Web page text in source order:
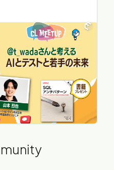
ん(t_wada)と考える AI
・山本 烈也さんの発案
クトで自動テストの推
もTDDや設計について
さんが「TDDでのソフ
めにはどうすれ…